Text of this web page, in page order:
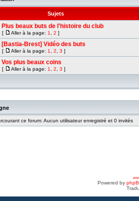
Sujets
Plus beaux buts de l'histoire du club
[ Aller à la page: 1 2 ]
[Bastia-Brest] Vidéo des buts
[ Aller à la page: 1 2 3 ]
Vos plus beaux coins
[ Aller à la page: 1 2 3 ]
ce forum: Aucun utilisateur enregistré et 0 invités
Powered by